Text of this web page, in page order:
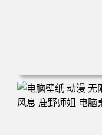
电脑壁纸 柯南和小
面 高清壁纸 壁纸下